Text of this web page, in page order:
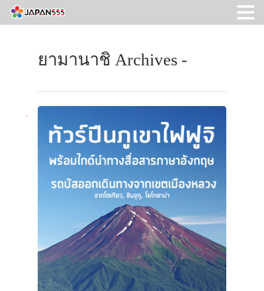
ยามานาชิ Archives -